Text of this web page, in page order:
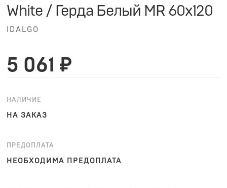
White / Герда Белый MR 60x120
IDALGO
5 061 ₽
НАЛИЧИЕ
НА ЗАКАЗ
ПРЕДОПЛАТА
НЕОБХОДИМА ПРЕДОПЛАТА